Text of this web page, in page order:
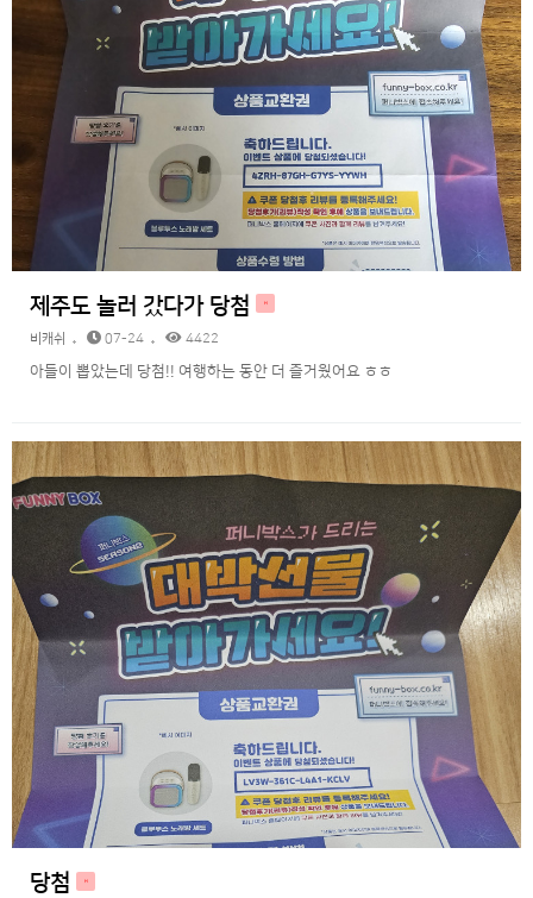
제주도 놀러 갔다가 당첨 H
비캐쉬 07-24 4422
아들이 뽑았는데 당첨!! 여행하는 동안 더 즐거웠어요 ㅎㅎ
당첨 H